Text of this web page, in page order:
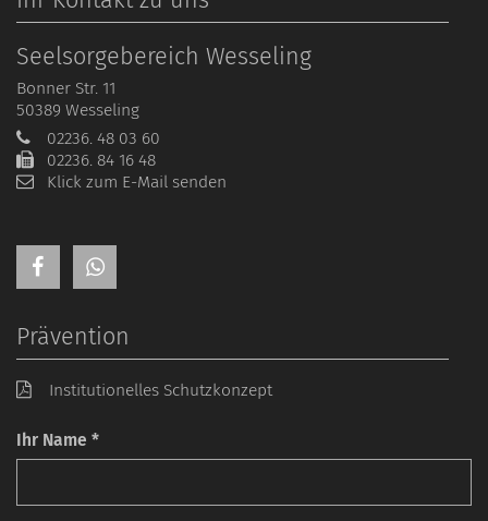
Ihr Name *
Seelsorgebereich Wesseling
Bonner Str. 11
50389 Wesseling
02236. 48 03 60
02236. 84 16 48
Klick zum E-Mail senden
Prävention
Institutionelles Schutzkonzept